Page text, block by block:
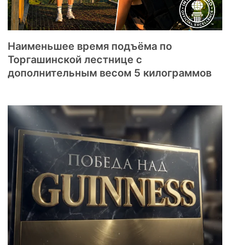
Наименьшее время подъёма по
Торгашинской лестнице с
дополнительным весом 5 килограммов